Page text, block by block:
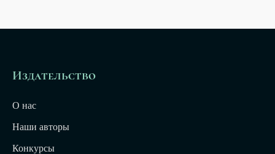
Издательство
О нас
Наши авторы
Конкурсы